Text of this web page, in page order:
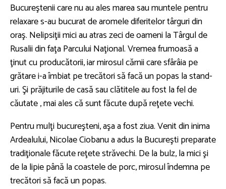
Bucureştenii care nu au ales marea sau muntele pentru
relaxare s-au bucurat de aromele diferitelor târguri din
oraş. Nelipsiţii mici au atras zeci de oameni la Târgul de
Rusalii din faţa Parcului Naţional. Vremea frumoasă a
ţinut cu producătorii, iar mirosul cărnii care sfârâia pe
grătare i-a îmbiat pe trecători să facă un popas la stand-
uri. Şi prăjiturile de casă sau clătitele au fost la fel de
căutate , mai ales că sunt făcute după reţete vechi.
Pentru mulţi bucureşteni, aşa a fost ziua. Venit din inima
Ardealului, Nicolae Ciobanu a adus la Bucureşti preparate
tradiţionale făcute reţete străvechi. De la bulz, la mici şi
de la lipie până la coastele de porc, mirosul îndemna pe
trecători să facă un popas.